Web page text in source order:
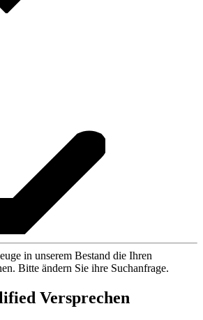
in unserem Bestand die Ihren
Bitte ändern Sie ihre Suchanfrage.
Versprechen